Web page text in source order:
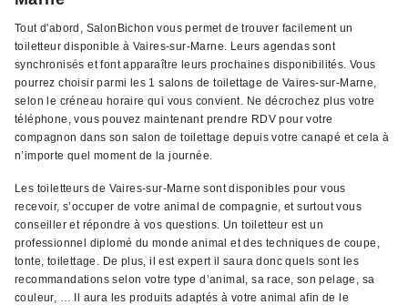
Tout d'abord, SalonBichon vous permet de trouver facilement un
toiletteur disponible à Vaires-sur-Marne. Leurs agendas sont
synchronisés et font apparaître leurs prochaines disponibilités. Vous
pourrez choisir parmi les 1 salons de toilettage de Vaires-sur-Marne,
selon le créneau horaire qui vous convient. Ne décrochez plus votre
téléphone, vous pouvez maintenant prendre RDV pour votre
compagnon dans son salon de toilettage depuis votre canapé et cela à
n’importe quel moment de la journée.
Les toiletteurs de Vaires-sur-Marne sont disponibles pour vous
recevoir, s’occuper de votre animal de compagnie, et surtout vous
conseiller et répondre à vos questions. Un toiletteur est un
professionnel diplomé du monde animal et des techniques de coupe,
tonte, toilettage. De plus, il est expert il saura donc quels sont les
recommandations selon votre type d’animal, sa race, son pelage, sa
couleur, … Il aura les produits adaptés à votre animal afin de le